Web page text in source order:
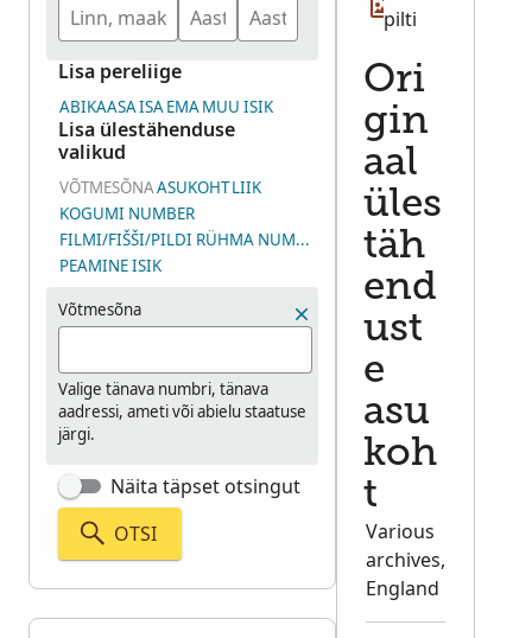
Lisa pereliige
ABIKAASAISAEMAMUU ISIK
Lisa ülestähenduse
valikud
VÕTMESÕNAASUKOHTLIIK
KOGUMI NUMBER
FILMI/FIŠŠI/PILDI RÜHMA NUMBER (DGS)
PEAMINE ISIK
Võtmesõna
Valige tänava numbri, tänava
aadressi, ameti või abielu staatuse
järgi.
Näita täpset otsingut
OTSI
pilti
Ori
gin
aal
üles
täh
end
ust
e
asu
koh
t
Various
archives,
England